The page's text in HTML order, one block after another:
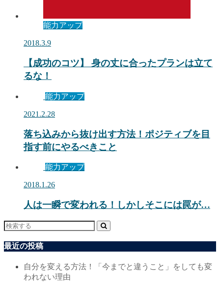
能力アップ
2018.3.9
【成功のコツ】 身の丈に合ったプランは立て
るな！
能力アップ
2021.2.28
落ち込みから抜け出す方法！ポジティブを目
指す前にやるべきこと
能力アップ
2018.1.26
人は一瞬で変われる！しかしそこには罠が…
最近の投稿
自分を変える方法！「今までと違うこと」をしても変
われない理由